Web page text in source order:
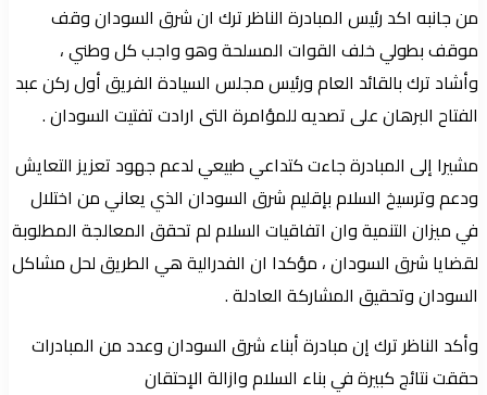
من جانبه اكد رئيس المبادرة الناظر ترك ان شرق السودان وقف
موقف بطولي خلف القوات المسلحة وهو واجب كل وطني ،
وأشاد ترك بالقائد العام ورئيس مجلس السيادة الفريق أول ركن عبد
الفتاح البرهان على تصديه للمؤامرة التى ارادت تفتيت السودان .
مشيرا إلى المبادرة جاءت ‏كتداعي طبيعي لدعم جهود تعزيز التعايش
ودعم وترسيخ السلام بإقليم شرق السودان الذي يعاني من اختلال
في ميزان التنمية وان اتفاقيات السلام لم تحقق المعالجة المطلوبة
لقضايا شرق السودان ، مؤكدا ان الفدرالية هي الطريق لحل مشاكل
السودان وتحقيق المشاركة العادلة .
وأكد الناظر ترك إن مبادرة أبناء شرق السودان وعدد من المبادرات
حققت نتائج كبيرة في بناء السلام وازالة الإحتقان